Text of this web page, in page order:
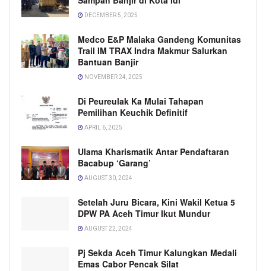
DECEMBER 5, 2025
Medco E&P Malaka Gandeng Komunitas
Trail IM TRAX Indra Makmur Salurkan
Bantuan Banjir
NOVEMBER 24, 2025
Di Peureulak Ka Mulai Tahapan
Pemilihan Keuchik Definitif
APRIL 6, 2025
Ulama Kharismatik Antar Pendaftaran
Bacabup ‘Garang’
AUGUST 30, 2024
Setelah Juru Bicara, Kini Wakil Ketua 5
DPW PA Aceh Timur Ikut Mundur
AUGUST 22, 2024
Pj Sekda Aceh Timur Kalungkan Medali
Emas Cabor Pencak Silat